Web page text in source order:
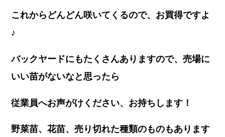
これからどんどん咲いてくるので、お買得ですよ
♪
バックヤードにもたくさんありますので、売場に
いい苗がないなと思ったら
従業員へお声がけください、お持ちします！
野菜苗、花苗、売り切れた種類のものもあります